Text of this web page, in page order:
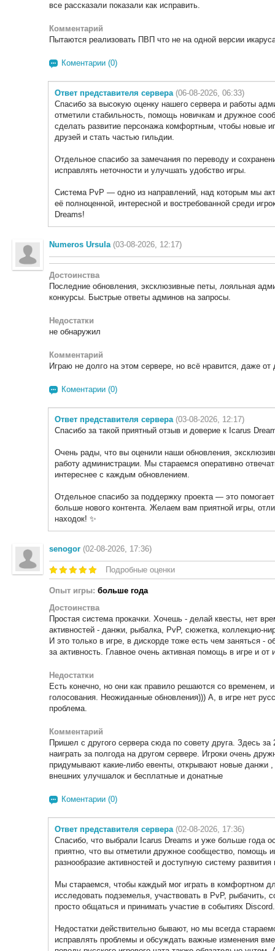
все рассказали показали как исправить.
Комментарий
Пытаются реализовать ПВП что не на одной версии
Коментарии (0)
Ответ представителя сервера (06-08-2026, 06:33)
Спасибо за высокую оценку нашего сервера и работы
отметили стабильность, помощь новичкам и дружное
сделать развитие персонажа комфортным, чтобы новые
друзей и стать частью гильдии.
Отдельное спасибо за замечания по переводу и
исправлять неточности и улучшать удобство игры.
Система PvP — одно из направлений, над которым мы
её полноценной, интересной и востребованной среди
Dreams!
Numeros Ursula (03-08-2026, 12:17)
Достоинства
Последние обновления, эксклюзивные петы, лояльная
конкурсы. Быстрые ответы админов на запросы.
Недостатки
не обнаружил
Комментарий
Играю не долго на этом сервере, но всё нравится, даже от
Коментарии (0)
Ответ представителя сервера (03-08-2026, 12:17)
Спасибо за такой приятный отзыв и доверие к Icarus
Очень рады, что вы оценили наши обновления,
работу администрации. Мы стараемся оперативно
интереснее с каждым обновлением.
Отдельное спасибо за поддержку проекта — это
больше нового контента. Желаем вам приятной игры,
находок! ✨
senogor (02-08-2026, 17:36)
Подробные оценки
Опыт игры: больше года
Достоинства
Простая система прокачки. Хочешь - делай квесты, нет
активностей - данжи, рыбалка, PvP, сюжетка, коллекцио-
И это только в игре, в дискорде тоже есть чем заняться -
за активность. Главное очень активная помощь в игре и
Недостатки
Есть конечно, но они как правило решаются со временем,
голосования. Неожиданные обновления))) А, в игре нет
проблема.
Комментарий
Пришел с другого сервера сюда по совету друга. Здесь
наиграть за полгода на другом сервере. Игроки очень
придумывают какие-либо евенты, открывают новые данжи
внешних улучшалок и бесплатные и донатные
Коментарии (0)
Ответ представителя сервера (02-08-2026, 17:36)
Спасибо, что выбрали Icarus Dreams и уже больше года
приятно, что вы отметили дружное сообщество, помощь
разнообразие активностей и доступную систему
Мы стараемся, чтобы каждый мог играть в комфортном
исследовать подземелья, участвовать в PvP, рыбачить,
просто общаться и принимать участие в событиях Discord.
Недостатки действительно бывают, но мы всегда
исправлять проблемы и обсуждать важные изменения